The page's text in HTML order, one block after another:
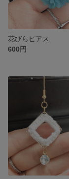
花びらピアス
600円